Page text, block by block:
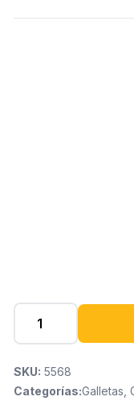
SKU: 5568
Categorías:Galletas,